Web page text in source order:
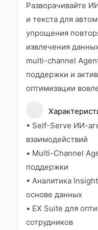
Разворачивайте
и текста для
упрощения
извлечения
multi-channel
поддержки и
оптимизации
• Self-Serve ИИ-
взаимодействий
• Multi-Channel
поддержки
• Аналитика
основе данных
• EX Suite для
сотрудников